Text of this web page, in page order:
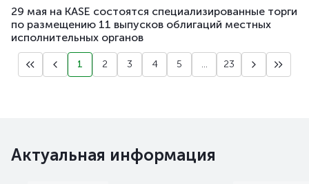
29 мая на KASE состоятся специализированные торги
по размещению 11 выпусков облигаций местных
исполнительных органов
1 2 3 4 5 ... 23
Актуальная информация